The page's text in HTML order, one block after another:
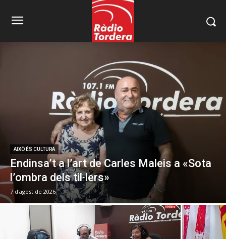
AIXÒ ÉS CULTURA
Endinsa’t a l’art de Carles Maleis a «Sota
l’ombra dels til·lers»
7 d'agost de 2026